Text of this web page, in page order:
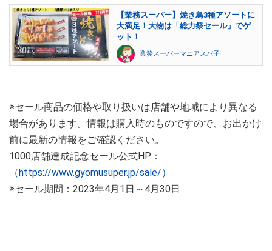
【業務スーパー】焼き鳥3種アソートに
大満足！大物は「総力祭セール」でゲ
ット！
業務スーパーマニアスパ子
※セール商品の価格や取り扱いは店舗や地域により異なる
場合があります。情報は購入時のものですので、お出かけ
前に最新の情報をご確認ください。
1000店舗達成記念セール公式HP：
（https://www.gyomusuper.jp/sale/）
※セール期間：2023年4月1日～4月30日